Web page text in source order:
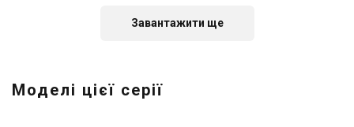
конвектор Atlantic F19 CEG
BL-Meca/M2
Завантажити ще
Моделі цієї серії